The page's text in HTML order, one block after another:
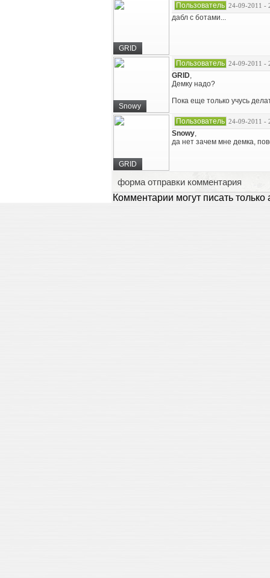
GRID
Пользователь 24-09-2011 -
дабл с ботами...
Snowy
Пользователь 24-09-2011 -
GRID,
Демку надо?
Пока еще только учусь
GRID
Пользователь 24-09-2011 -
Snowy,
да нет зачем мне демка,
форма отправки комментария
Комментарии могут писать